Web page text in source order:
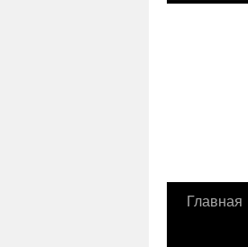
Главная